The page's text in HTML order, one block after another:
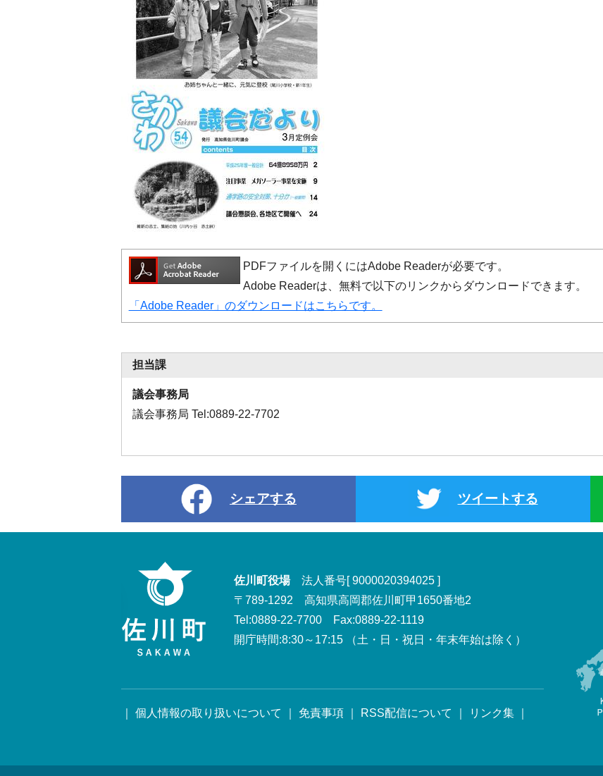
PDFファイルを開くにはAdobe Readerが必要です。
Adobe Readerは、無料で以下のリンクからダウンロードできます。
「Adobe Reader」のダウンロードはこちらです。
担当課
議会事務局
議会事務局 Tel:0889-22-7702
シェアする ツイートする
佐川町役場法人番号[ 9000020394025 ]
〒789-1292 高知県高岡郡佐川町甲1650番地2
Tel:0889-22-7700 Fax:0889-22-1119
開庁時間:8:30～17:15 （土・日・祝日・年末年始は除く）
個人情報の取り扱いについて 免責事項 RSS配信について リンク集